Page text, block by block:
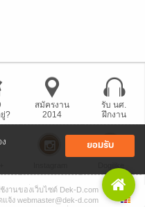
ยอมรับ
?
สมัครงาน
2014
รับ นศ.
ฝึกงาน
าว
• เที่ยวออฟฟิศ Dek-D
D Interactive Co.,Ltd.
งานของเว็บไซต์ Dek-D.com
ง webmaster@dek-d.com